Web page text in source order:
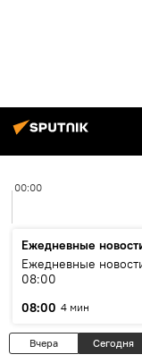
00:00
Ежедневные
Ежедневные
08:00
08:00 4 мин
Вчера Сегодня